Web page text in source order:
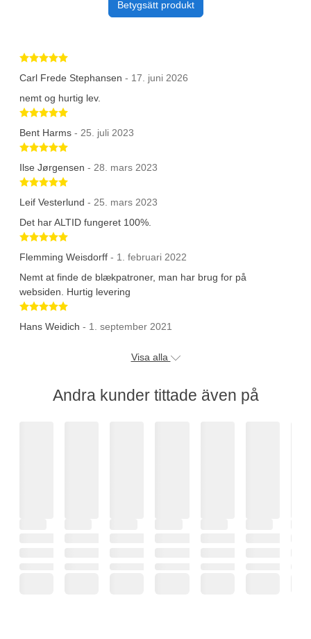
Betygsätt produkt
Betygsatt 5 av 5 stjärnor
Carl Frede Stephansen - 17. juni 2026
nemt og hurtig lev.
Betygsatt 5 av 5 stjärnor
Bent Harms - 25. juli 2023
Betygsatt 5 av 5 stjärnor
Ilse Jørgensen - 28. mars 2023
Betygsatt 5 av 5 stjärnor
Leif Vesterlund - 25. mars 2023
Det har ALTID fungeret 100%.
Betygsatt 5 av 5 stjärnor
Flemming Weisdorff - 1. februari 2022
Nemt at finde de blækpatroner, man har brug for på
websiden. Hurtig levering
Betygsatt 5 av 5 stjärnor
Hans Weidich - 1. september 2021
Visa alla
Andra kunder tittade även på